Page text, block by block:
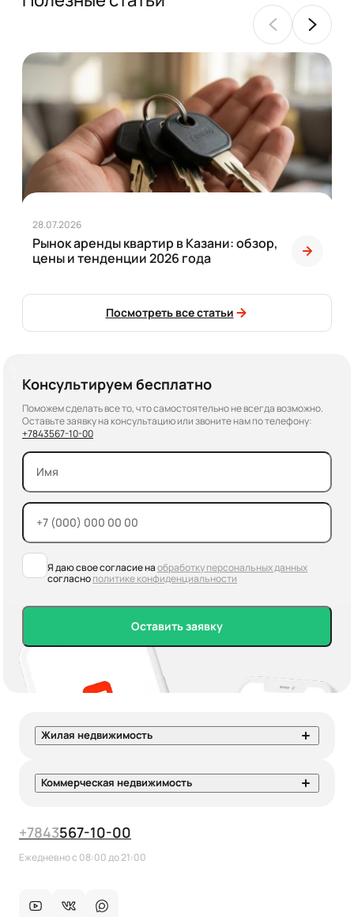
28.07.2026
Рынок аренды квартир в Казани: обзор,
цены и тенденции 2026 года
Посмотреть все статьи
Консультируем бесплатно
Поможем сделать все то, что самостоятельно не всегда возможно.
Оставьте заявку на консультацию или звоните нам по телефону:
+7843567-10-00
Я даю свое согласие наобработку персональных данных
согласнополитике конфиденциальности
Оставить заявку
Жилая недвижимость
Коммерческая недвижимость
+7843567-10-00
Ежедневно с 08:00 до 21:00